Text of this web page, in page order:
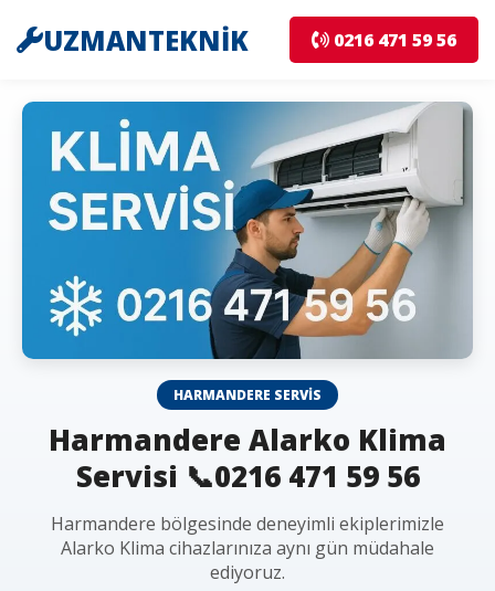
UZMANTEKNİK 0216 471 59 56
HARMANDERE SERVIS
Harmandere Alarko Klima
Servisi 📞0216 471 59 56
Harmandere bölgesinde deneyimli ekiplerimizle
Alarko Klima cihazlarınıza aynı gün müdahale
ediyoruz.